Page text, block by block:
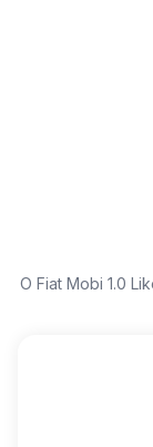
O Fiat Mobi 1.0